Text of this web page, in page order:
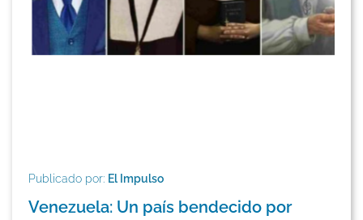
Publicado por: El Impulso
Venezuela: Un país bendecido por